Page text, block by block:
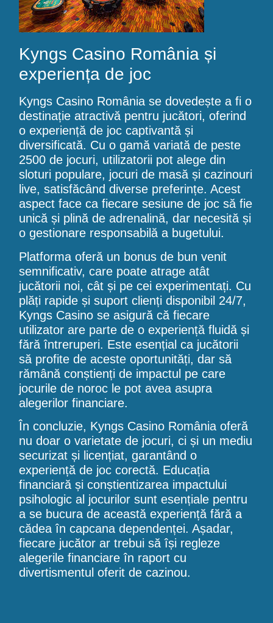
Kyngs Casino România și
experiența de joc
Kyngs Casino România se dovedește a fi o
destinație atractivă pentru jucători, oferind
o experiență de joc captivantă și
diversificată. Cu o gamă variată de peste
2500 de jocuri, utilizatorii pot alege din
sloturi populare, jocuri de masă și cazinouri
live, satisfăcând diverse preferințe. Acest
aspect face ca fiecare sesiune de joc să fie
unică și plină de adrenalină, dar necesită și
o gestionare responsabilă a bugetului.
Platforma oferă un bonus de bun venit
semnificativ, care poate atrage atât
jucătorii noi, cât și pe cei experimentați. Cu
plăți rapide și suport clienți disponibil 24/7,
Kyngs Casino se asigură că fiecare
utilizator are parte de o experiență fluidă și
fără întreruperi. Este esențial ca jucătorii
să profite de aceste oportunități, dar să
rămână conștienți de impactul pe care
jocurile de noroc le pot avea asupra
alegerilor financiare.
În concluzie, Kyngs Casino România oferă
nu doar o varietate de jocuri, ci și un mediu
securizat și licențiat, garantând o
experiență de joc corectă. Educația
financiară și conștientizarea impactului
psihologic al jocurilor sunt esențiale pentru
a se bucura de această experiență fără a
cădea în capcana dependenței. Așadar,
fiecare jucător ar trebui să își regleze
alegerile financiare în raport cu
divertismentul oferit de cazinou.